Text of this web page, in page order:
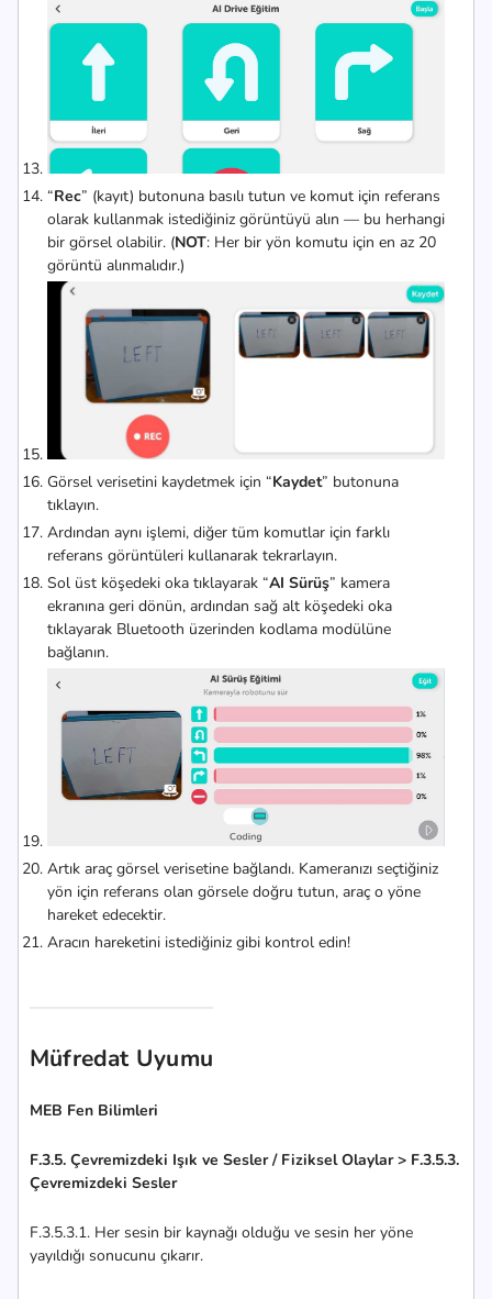
“Rec” (kayıt) butonuna basılı tutun ve komut için referans
olarak kullanmak istediğiniz görüntüyü alın — bu herhangi
bir görsel olabilir. (NOT: Her bir yön komutu için en az 20
görüntü alınmalıdır.)
Görsel verisetini kaydetmek için “Kaydet” butonuna
tıklayın.
Ardından aynı işlemi, diğer tüm komutlar için farklı
referans görüntüleri kullanarak tekrarlayın.
Sol üst köşedeki oka tıklayarak “AI Sürüş” kamera
ekranına geri dönün, ardından sağ alt köşedeki oka
tıklayarak Bluetooth üzerinden kodlama modülüne
bağlanın.
Artık araç görsel verisetine bağlandı. Kameranızı seçtiğiniz
yön için referans olan görsele doğru tutun, araç o yöne
hareket edecektir.
Aracın hareketini istediğiniz gibi kontrol edin!
Müfredat Uyumu
MEB Fen Bilimleri
F.3.5. Çevremizdeki Işık ve Sesler / Fiziksel Olaylar > F.3.5.3.
Çevremizdeki Sesler
F.3.5.3.1. Her sesin bir kaynağı olduğu ve sesin her yöne
yayıldığı sonucunu çıkarır.